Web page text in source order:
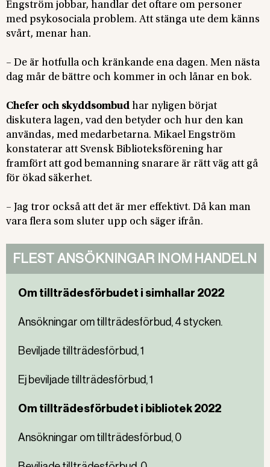
Engström jobbar, handlar det oftare om personer
med psykosociala problem. Att stänga ute dem känns
svårt, menar han.
– De är hotfulla och kränkande ena dagen. Men nästa
dag mår de bättre och kommer in och lånar en bok.
Chefer och skyddsombud har nyligen börjat
diskutera lagen, vad den betyder och hur den kan
användas, med medarbetarna. Mikael Engström
konstaterar att Svensk Biblioteksförening har
framfört att god bemanning snarare är rätt väg att gå
för ökad säkerhet.
– Jag tror också att det är mer effektivt. Då kan man
vara flera som sluter upp och säger ifrån.
FLEST ANSÖKNINGAR INOM HANDELN
Om tillträdesförbudet i simhallar 2022
Ansökningar om tillträdesförbud, 4 stycken.
Beviljade tillträdesförbud, 1
Ej beviljade tillträdesförbud, 1
Om tillträdesförbudet i bibliotek 2022
Ansökningar om tillträdesförbud, 0